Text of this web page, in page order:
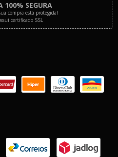
100% SEGURA
compra está protegida!
certificado SSL